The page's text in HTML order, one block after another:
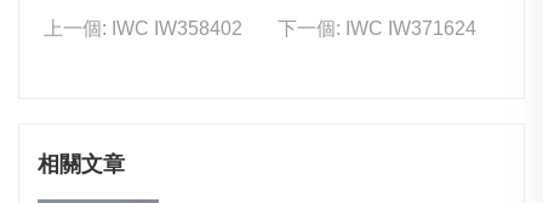
上一個: IWC IW358402 下一個: IWC IW371624
相關文章